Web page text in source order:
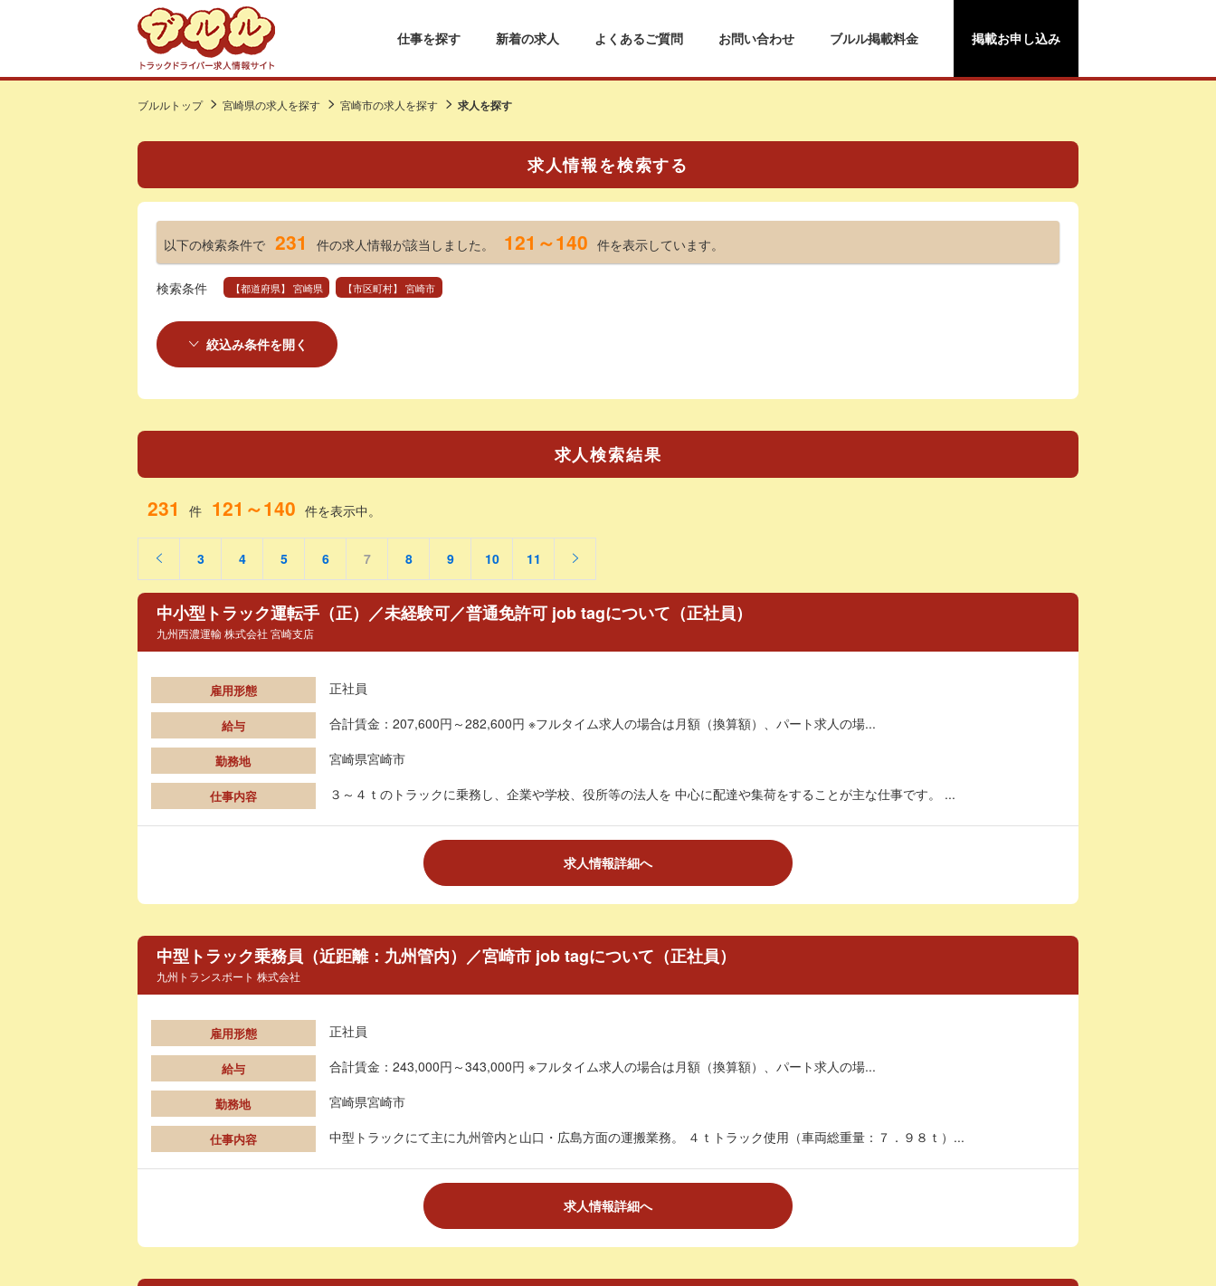
仕事を探す 新着の求人 よくあるご質問 お問い合わせ ブルル掲載料金 掲載お申し込み
ブルルトップ 宮崎県の求人を探す 宮崎市の求人を探す 求人を探す
求人情報を検索する
以下の検索条件で 231 件の求人情報が該当しました。 121～140 件を表示しています。
検索条件 【都道府県】 宮崎県 【市区町村】 宮崎市
絞込み条件を開く
求人検索結果
231 件 121～140 件を表示中。
3 4 5 6 7 8 9 10 11
中小型トラック運転手（正）／未経験可／普通免許可 job tagについて（正社員）
九州西濃運輸 株式会社 宮崎支店
雇用形態 正社員
給与 合計賃金：207,600円～282,600円 ※フルタイム求人の場合は月額（換算額）、パート求人の場...
勤務地 宮崎県宮崎市
仕事内容 ３～４ｔのトラックに乗務し、企業や学校、役所等の法人を 中心に配達や集荷をすることが主な仕事です。 ...
求人情報詳細へ
中型トラック乗務員（近距離：九州管内）／宮崎市 job tagについて（正社員）
九州トランスポート 株式会社
雇用形態 正社員
給与 合計賃金：243,000円～343,000円 ※フルタイム求人の場合は月額（換算額）、パート求人の場...
勤務地 宮崎県宮崎市
仕事内容 中型トラックにて主に九州管内と山口・広島方面の運搬業務。 ４ｔトラック使用（車両総重量：７．９８ｔ）...
求人情報詳細へ